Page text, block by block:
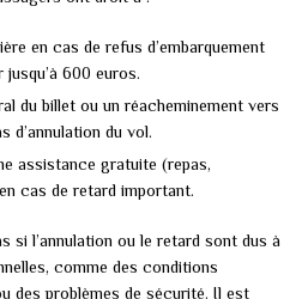
en cas de refus d’embarquement
600 euros.
du billet ou un réacheminement vers
d’annulation du vol.
assistance gratuite (repas,
cas de retard important.
si l’annulation ou le retard sont dus à
comme des conditions
des problèmes de sécurité. Il est